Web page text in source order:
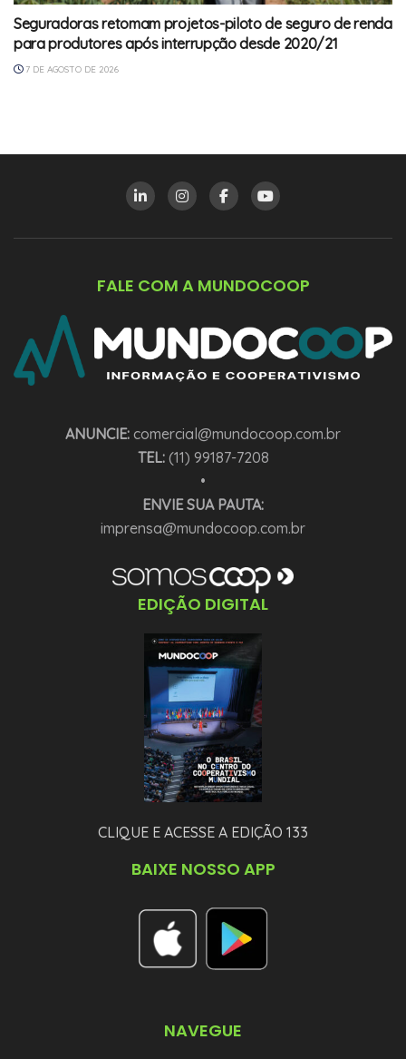
Seguradoras retomam projetos-piloto de seguro de renda
para produtores após interrupção desde 2020/21
7 DE AGOSTO DE 2026
FALE COM A MUNDOCOOP
ANUNCIE: comercial@mundocoop.com.br
TEL:(11) 99187-7208
•
ENVIE SUA PAUTA:
imprensa@mundocoop.com.br
EDIÇÃO DIGITAL
CLIQUE E ACESSE A EDIÇÃO 133
BAIXE NOSSO APP
NAVEGUE